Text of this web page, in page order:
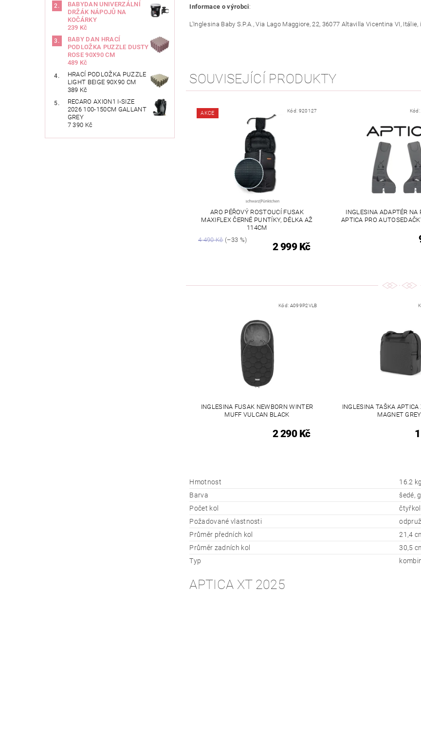
BABYDAN UNIVERZÁLNÍ
DRŽÁK NÁPOJŮ NA
KOČÁRKY
239 Kč
BABY DAN HRACÍ
PODLOŽKA PUZZLE DUSTY
ROSE 90X90 CM
489 Kč
HRACÍ PODLOŽKA PUZZLE
LIGHT BEIGE 90X90 CM
389 Kč
RECARO AXION1 I-SIZE
2026 100-150CM GALLANT
GREY
7 390 Kč
Informace o výrobci:
L'Inglesina Baby S.P.A., Via Lago Maggiore, 22, 36077 Altavilla Vicentina VI,
SOUVISEJÍCÍ PRODUKTY
AKCE Kód: 920127
ARO PÉŘOVÝ ROSTOUCÍ FUSAK
MAXIFLEX ČERNÉ PUNTÍKY, DÉLKA AŽ
114CM
4 490 Kč(–33 %)
2 999 Kč
Kód:
INGLESINA ADAPTÉR NA
APTICA PRO
Kód: A099P2VLB
INGLESINA FUSAK NEWBORN WINTER
MUFF VULCAN BLACK
2 290 Kč
INGLESINA TAŠKA APTICA
MAGNET GREY
Hmotnost
16.2 kg
Barva
šedé,
Počet kol
Požadované vlastnosti
Průměr předních kol
21,4
Průměr zadních kol
30,5
Typ
APTICA XT 2025